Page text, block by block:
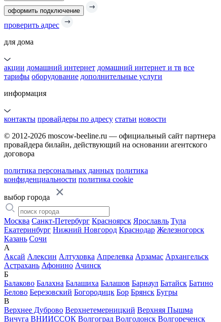
оформить подключение
проверить адрес
для дома
акции домашний интернет домашний интернет и тв все
тарифы оборудование дополнительные услуги
информация
контакты провайдеры по адресу статьи новости
© 2012-2026 moscow-beeline.ru — официальный сайт партнера
провайдера билайн, действующий на основании агентского
договора
политика персональных данных политика
конфиденциальности политика cookie
выбор города
Москва Санкт-Петербург Красноярск Ярославль Тула
Екатеринбург Нижний Новгород Краснодар Железногорск
Казань Сочи
А
Аксай Алексин Алтуховка Апрелевка Арзамас Архангельск
Астрахань Афонино Ачинск
Б
Балаково Балахна Балашиха Балашов Барнаул Батайск Батино
Белово Березовский Богородицк Бор Брянск Бугры
В
Верхнее Дуброво Верхнетемерницкий Верхняя Пышма
Вичуга ВНИИССОК Волгоград Волгодонск Волгореченск